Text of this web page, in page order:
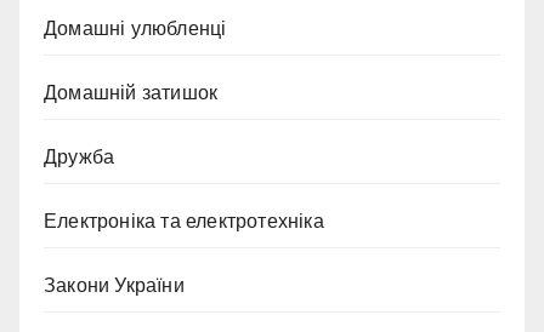
Домашні улюбленці
Домашній затишок
Дружба
Електроніка та електротехніка
Закони України